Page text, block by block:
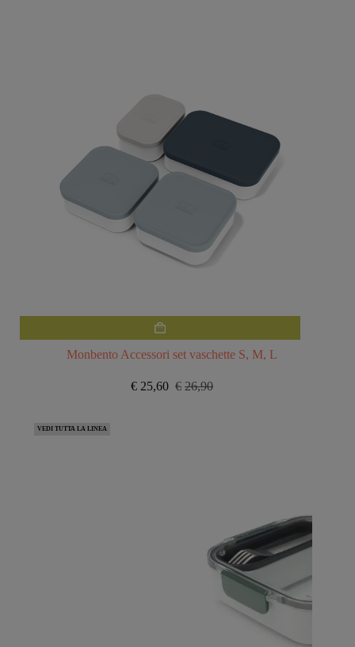
Monbento Accessori set vaschette S, M, L
€ 26,90
Il
€ 25,60 Il
VEDI TUTTA LA LINEA